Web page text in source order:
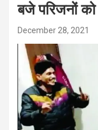
बजे परिजनों
December 28, 2021